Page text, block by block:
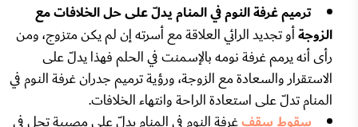
ترميم غرفة النوم في المنام يدلّ على حل الخلافات مع
الزوجةأو تجديد الرائي العلاقة مع أسرته إن لم يكن متزوج، ومن
رأى أنه يرمم غرفة نومه بالإسمنت في الحلم فهذا يدلّ على
الاستقرار والسعادة مع الزوجة، ورؤية ترميم جدران غرفة النوم في
المنام تدلّ على استعادة الراحة وانتهاء الخلافات.
سقوط سقفغرفة النوم في المنام يدلّ على مصيبة تحل في